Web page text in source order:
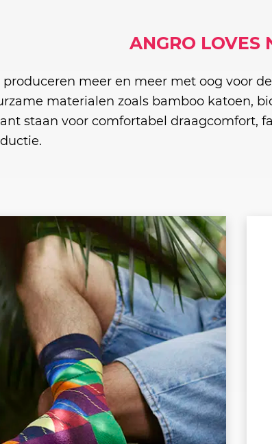
ANGRO LOVES
produceren meer en meer met oog voor
materialen zoals bamboo katoen,
staan voor comfortabel draagcomfort,